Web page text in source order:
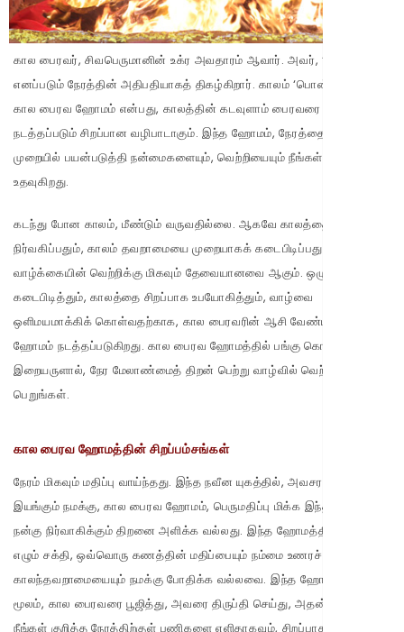
கால பைரவர், சிவபெருமானின் உக்ர அவதாரம் ஆவார். அவர், ‘காலம்’
எனப்படும் நேரத்தின் அதிபதியாகத் திகழ்கிறார். காலம் ‘பொன்’ போன்றது.
கால பைரவ ஹோமம் என்பது, காலத்தின் கடவுளாம் பைரவரை குறித்து
நடத்தப்படும் சிறப்பான வழிபாடாகும். இந்த ஹோமம், நேரத்தை நல்ல
முறையில் பயன்படுத்தி நன்மைகளையும், வெற்றியையும் நீங்கள் பெறுவதற்கு
உதவுகிறது.
கடந்து போன காலம், மீண்டும் வருவதில்லை. ஆகவே காலத்தை நன்கு
நிர்வகிப்பதும், காலம் தவறாமையை முறையாகக் கடைபிடிப்பதும்,
வாழ்க்கையின் வெற்றிக்கு மிகவும் தேவையானவை ஆகும். ஒழுக்கத்தை
கடைபிடித்தும், காலத்தை சிறப்பாக உபயோகித்தும், வாழ்வை
ஒளிமயமாக்கிக் கொள்வதற்காக, கால பைரவரின் ஆசி வேண்டி இந்த
ஹோமம் நடத்தப்படுகிறது. கால பைரவ ஹோமத்தில் பங்கு கொண்டு,
இறையருளால், நேர மேலாண்மைத் திறன் பெற்று வாழ்வில் வெற்றி
பெறுங்கள்.
கால பைரவ ஹோமத்தின் சிறப்பம்சங்கள்
நேரம் மிகவும் மதிப்பு வாய்ந்தது. இந்த நவீன யுகத்தில், அவசர கதியில்
இயங்கும் நமக்கு, கால பைரவ ஹோமம், பெருமதிப்பு மிக்க இந்த காலத்தை
நன்கு நிர்வாகிக்கும் திறனை அளிக்க வல்லது. இந்த ஹோமத்திலிருந்து
எழும் சக்தி, ஒவ்வொரு கணத்தின் மதிப்பையும் நம்மை உணரச் செய்து,
காலந்தவறாமையையும் நமக்கு போதிக்க வல்லவை. இந்த ஹோமத்தின்
மூலம், கால பைரவரை பூஜித்து, அவரை திருப்தி செய்து, அதன் மூலம்,
நீங்கள் குறித்த நேரத்திற்குள் பணிகளை எளிதாகவும், சிறப்பாகவும்